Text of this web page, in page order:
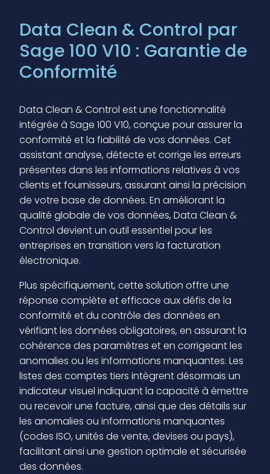
Data Clean & Control par
Sage 100 V10 : Garantie de
Conformité
Data Clean & Control est une fonctionnalité
intégrée à Sage 100 V10, conçue pour assurer la
conformité et la fiabilité de vos données. Cet
assistant analyse, détecte et corrige les erreurs
présentes dans les informations relatives à vos
clients et fournisseurs, assurant ainsi la précision
de votre base de données. En améliorant la
qualité globale de vos données, Data Clean &
Control devient un outil essentiel pour les
entreprises en transition vers la facturation
électronique.
Plus spécifiquement, cette solution offre une
réponse complète et efficace aux défis de la
conformité et du contrôle des données en
vérifiant les données obligatoires, en assurant la
cohérence des paramètres et en corrigeant les
anomalies ou les informations manquantes. Les
listes des comptes tiers intègrent désormais un
indicateur visuel indiquant la capacité à émettre
ou recevoir une facture, ainsi que des détails sur
les anomalies ou informations manquantes
(codes ISO, unités de vente, devises ou pays),
facilitant ainsi une gestion optimale et sécurisée
des données.